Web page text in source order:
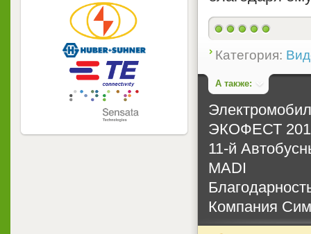
Категория:
А также:
ЭКОФЕСТ
11-й
MADI
Компания